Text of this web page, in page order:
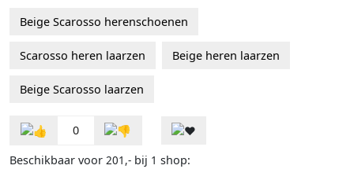
Beige Scarosso herenschoenen
Scarosso heren laarzen Beige heren laarzen
Beige Scarosso laarzen
0
Beschikbaar voor 201,- bij 1 shop: